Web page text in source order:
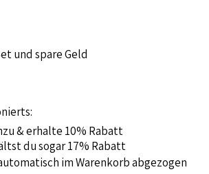
und spare Geld
& erhalte 10% Rabatt
du sogar 17% Rabatt
im Warenkorb abgezogen